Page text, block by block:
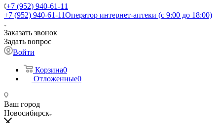
+7 (952) 940-61-11
+7 (952) 940-61-11Оператор интернет-аптеки (с 9:00 до 18:00)
Заказать звонок
Задать вопрос
Войти
Корзина0
Отложенные0
Ваш город
Новосибирск